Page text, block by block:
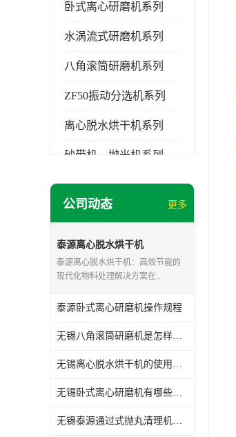
卧式离心研磨机系列
水涡流式研磨机系列
八角滚筒研磨机系列
ZF50振动分选机系列
离心脱水烘干机系列
砂带机，抛光机系列
无锡泰源清洗机系列
抛丸机配件,抛丸机钢丸
公司动态 更多
泰源离心脱水烘干机
泰源离心脱水烘干机：高效节能的
现代化物料处理解决方案在..
泰源卧式离心研磨机操作规程
无锡八角滚筒研磨机是怎样操作的
无锡离心脱水烘干机的使用方法
无锡卧式离心研磨机有哪些用途
无锡泰源通过式抛丸清理机怎么维护